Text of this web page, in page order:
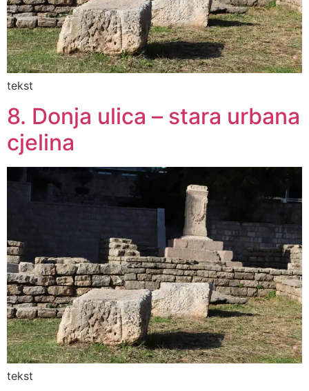
tekst
8. Donja ulica – stara urbana
cjelina
tekst